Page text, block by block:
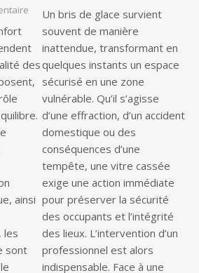
sur Vitrier à Versoix : les services
des
ainsi
les
sont
Un bris de glace survient
souvent de manière
inattendue, transformant en
quelques instants un espace
sécurisé en une zone
vulnérable. Qu’il s’agisse
d’une effraction, d’un accident
domestique ou des
conséquences d’une
tempête, une vitre cassée
exige une action immédiate
pour préserver la sécurité
des occupants et l’intégrité
des lieux. L’intervention d’un
professionnel est alors
indispensable. Face à une